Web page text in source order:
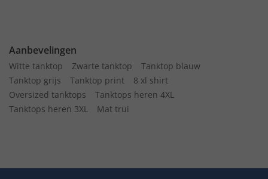
Aanbevelingen
Witte tanktop Zwarte tanktop
Tanktop blauw
Tanktop grijs
Tanktop print
8 xl shirt
Oversized tanktops
Tanktops heren 4XL
Tanktops heren 3XL
Mat trui